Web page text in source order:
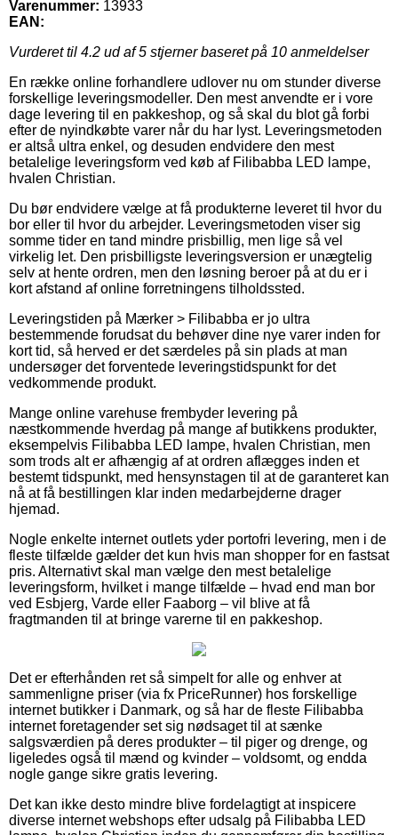
Varenummer: 13933
EAN:
Vurderet til 4.2 ud af 5 stjerner baseret på 10 anmeldelser
En række online forhandlere udlover nu om stunder diverse
forskellige leveringsmodeller. Den mest anvendte er i vore
dage levering til en pakkeshop, og så skal du blot gå forbi
efter de nyindkøbte varer når du har lyst. Leveringsmetoden
er altså ultra enkel, og desuden endvidere den mest
betalelige leveringsform ved køb af Filibabba LED lampe,
hvalen Christian.
Du bør endvidere vælge at få produkterne leveret til hvor du
bor eller til hvor du arbejder. Leveringsmetoden viser sig
somme tider en tand mindre prisbillig, men lige så vel
virkelig let. Den prisbilligste leveringsversion er unægtelig
selv at hente ordren, men den løsning beroer på at du er i
kort afstand af online forretningens tilholdssted.
Leveringstiden på Mærker > Filibabba er jo ultra
bestemmende forudsat du behøver dine nye varer inden for
kort tid, så herved er det særdeles på sin plads at man
undersøger det forventede leveringstidspunkt for det
vedkommende produkt.
Mange online varehuse frembyder levering på
næstkommende hverdag på mange af butikkens produkter,
eksempelvis Filibabba LED lampe, hvalen Christian, men
som trods alt er afhængig af at ordren aflægges inden et
bestemt tidspunkt, med hensynstagen til at de garanteret kan
nå at få bestillingen klar inden medarbejderne drager
hjemad.
Nogle enkelte internet outlets yder portofri levering, men i de
fleste tilfælde gælder det kun hvis man shopper for en fastsat
pris. Alternativt skal man vælge den mest betalelige
leveringsform, hvilket i mange tilfælde – hvad end man bor
ved Esbjerg, Varde eller Faaborg – vil blive at få
fragtmanden til at bringe varerne til en pakkeshop.
Det er efterhånden ret så simpelt for alle og enhver at
sammenligne priser (via fx PriceRunner) hos forskellige
internet butikker i Danmark, og så har de fleste Filibabba
internet foretagender set sig nødsaget til at sænke
salgsværdien på deres produkter – til piger og drenge, og
ligeledes også til mænd og kvinder – voldsomt, og endda
nogle gange sikre gratis levering.
Det kan ikke desto mindre blive fordelagtigt at inspicere
diverse internet webshops efter udsalg på Filibabba LED